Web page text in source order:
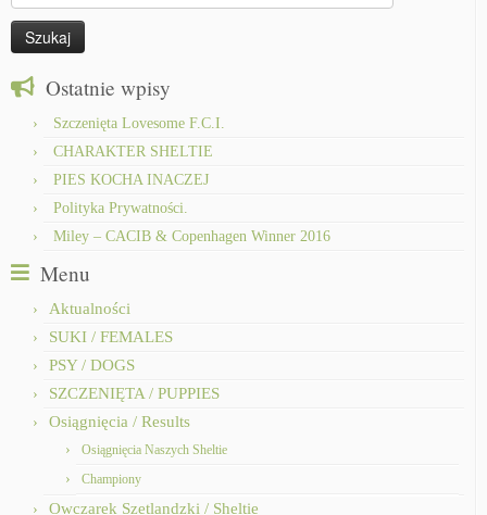
Ostatnie wpisy
Szczenięta Lovesome F.C.I.
CHARAKTER SHELTIE
PIES KOCHA INACZEJ
Polityka Prywatności.
Miley – CACIB & Copenhagen Winner 2016
Menu
Aktualności
SUKI / FEMALES
PSY / DOGS
SZCZENIĘTA / PUPPIES
Osiągnięcia / Results
Osiągnięcia Naszych Sheltie
Championy
Owczarek Szetlandzki / Sheltie